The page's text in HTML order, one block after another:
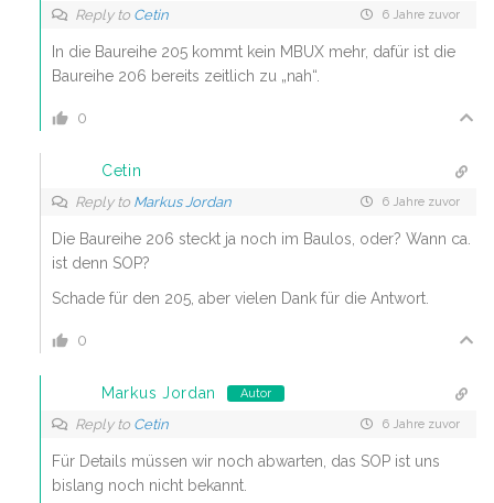
Reply to Cetin 6 Jahre zuvor
In die Baureihe 205 kommt kein MBUX mehr, dafür ist die
Baureihe 206 bereits zeitlich zu „nah“.
0
Cetin
Reply to Markus Jordan 6 Jahre zuvor
Die Baureihe 206 steckt ja noch im Baulos, oder? Wann ca.
ist denn SOP?
Schade für den 205, aber vielen Dank für die Antwort.
0
Markus Jordan Autor
Reply to Cetin 6 Jahre zuvor
Für Details müssen wir noch abwarten, das SOP ist uns
bislang noch nicht bekannt.